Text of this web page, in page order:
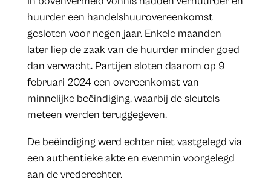
huurder een handelshuurovereenkomst
gesloten voor negen jaar. Enkele maanden
later liep de zaak van de huurder minder goed
dan verwacht. Partijen sloten daarom op 9
februari 2024 een overeenkomst van
minnelijke beëindiging, waarbij de sleutels
meteen werden teruggegeven.
De beëindiging werd echter niet vastgelegd via
een authentieke akte en evenmin voorgelegd
aan de vrederechter.